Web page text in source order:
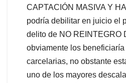
CAPTACIÓN MASIVA Y
podría debilitar en juicio el
delito de NO REINTEGRO
obviamente los
carcelarias, no obstante
uno de los mayores